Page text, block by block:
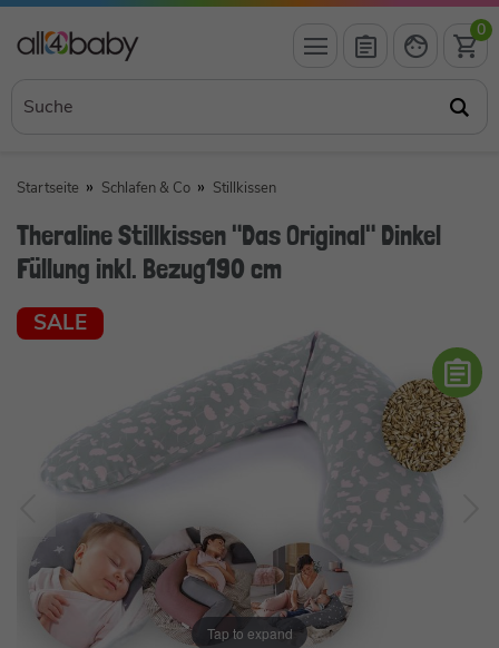
0
Startseite Schlafen & Co Stillkissen
Theraline Stillkissen "Das Original" Dinkel
Füllung inkl. Bezug190 cm
SALE
Tap to expand